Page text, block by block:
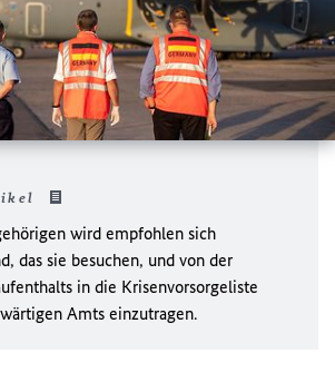
wird empfohlen sich
das sie besuchen, und von der
in die Krisenvorsorgeliste
Amts einzutragen.